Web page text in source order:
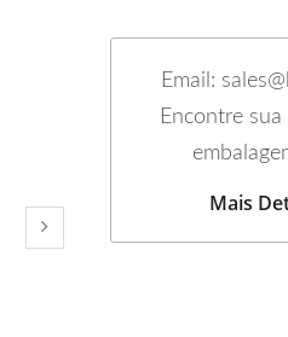
Email:
Encontre
Mais